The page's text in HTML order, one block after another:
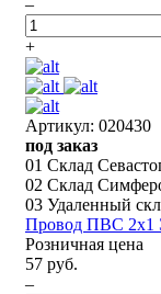
+
Артикул: 020430
под заказ
01 Склад
02 Склад
03 Удаленный
Провод ПВС 2х1
Розничная цена
57 руб.
–